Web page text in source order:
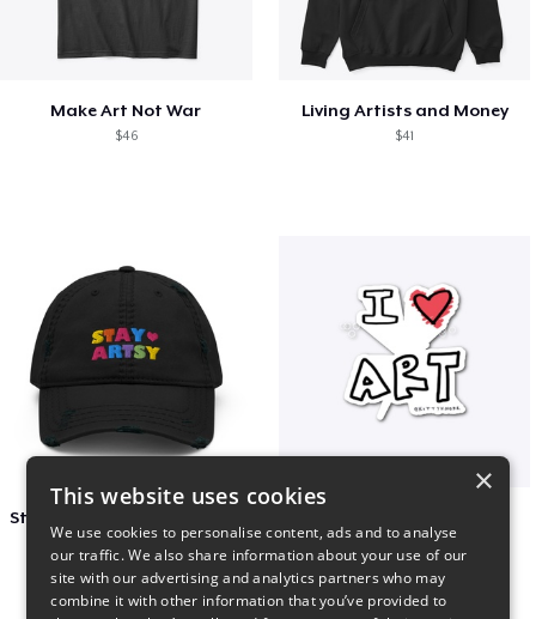
Make Art Not War
$46
Living Artists and Money
$41
$27 $7
×
This website uses cookies
We use cookies to personalise content, ads and to analyse
our traffic. We also share information about your use of our
site with our advertising and analytics partners who may
combine it with other information that you’ve provided to